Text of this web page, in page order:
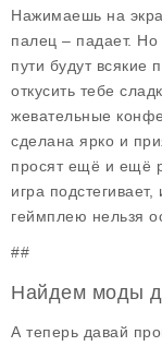
Нажимаешь на
палец – падает. Но
пути будут всякие
откусить тебе
жевательные
сделана ярко и
просят ещё и ещё
игра
геймплею нельзя
##
Найдем моды
А теперь давай